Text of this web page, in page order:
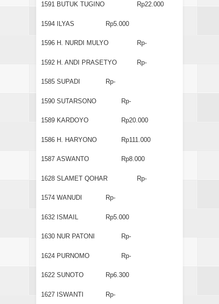
1591 BUTUK TUGINO Rp22.000
1594 ILYAS Rp5.000
1596 H. NURDI MULYO Rp-
1592 H. ANDI PRASETYO Rp-
1585 SUPADI Rp-
1590 SUTARSONO Rp-
1589 KARDOYO Rp20.000
1586 H. HARYONO Rp111.000
1587 ASWANTO Rp8.000
1628 SLAMET QOHAR Rp-
1574 WANUDI Rp-
1632 ISMAIL Rp5.000
1630 NUR PATONI Rp-
1624 PURNOMO Rp-
1622 SUNOTO Rp6.300
1627 ISWANTI Rp-